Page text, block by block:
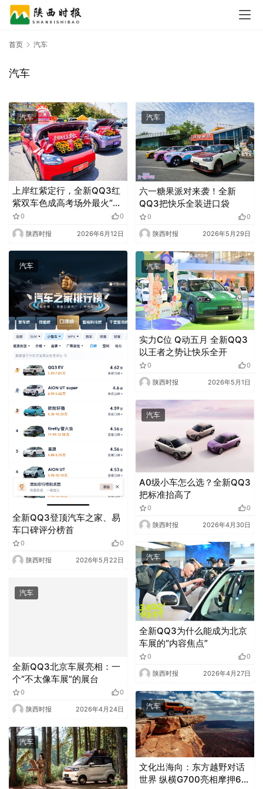
首页 汽车
汽车
汽车
上岸红紫定行，全新QQ3红
紫双车色成高考场外最火“开
运搭子”
0 0
陕西时报 2026年6月12日
汽车
六一糖果派对来袭！全新
QQ3把快乐全装进口袋
0 0
陕西时报 2026年5月29日
汽车
全新QQ3登顶汽车之家、易
车口碑评分榜首
0 0
陕西时报 2026年5月22日
汽车
实力C位 Q动五月 全新QQ3
以王者之势让快乐全开
0 0
陕西时报 2026年5月1日
汽车
A0级小车怎么选？全新QQ3
把标准抬高了
0 0
陕西时报 2026年4月30日
汽车
全新QQ3为什么能成为北京
车展的“内容焦点”
0 0
陕西时报 2026年4月27日
汽车
全新QQ3北京车展亮相：一
个“不太像车展”的展台
0 0
陕西时报 2026年4月24日 汽车
文化出海向：东方越野对话
世界 纵横G700亮相摩押60
汽车